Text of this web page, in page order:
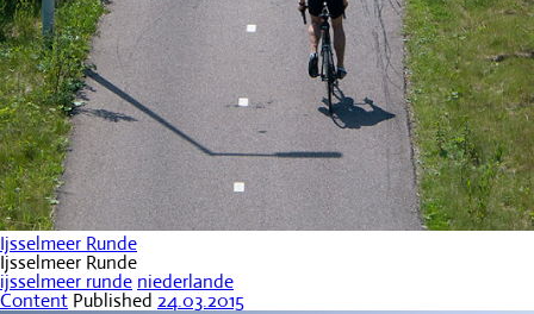
Ijsselmeer Runde
Ijsselmeer Runde
ijsselmeer runde niederlande
Content Published 24.03.2015